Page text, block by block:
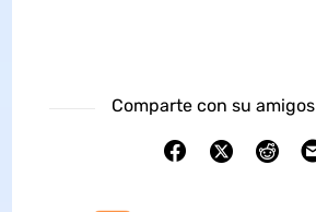
Comparte con su amigos